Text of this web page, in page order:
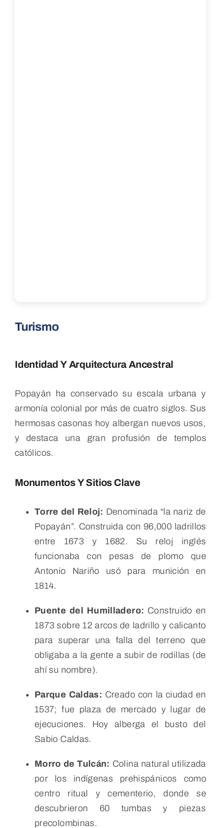
Turismo
Identidad Y Arquitectura Ancestral
Popayán ha conservado su escala urbana y
armonía colonial por más de cuatro siglos. Sus
hermosas casonas hoy albergan nuevos usos,
y destaca una gran profusión de templos
católicos.
Monumentos Y Sitios Clave
Torre del Reloj: Denominada “la nariz de
Popayán”. Construida con 96,000 ladrillos
entre 1673 y 1682. Su reloj inglés
funcionaba con pesas de plomo que
Antonio Nariño usó para munición en
1814.
Puente del Humilladero: Construido en
1873 sobre 12 arcos de ladrillo y calicanto
para superar una falla del terreno que
obligaba a la gente a subir de rodillas (de
ahí su nombre).
Parque Caldas: Creado con la ciudad en
1537; fue plaza de mercado y lugar de
ejecuciones. Hoy alberga el busto del
Sabio Caldas.
Morro de Tulcán: Colina natural utilizada
por los indígenas prehispánicos como
centro ritual y cementerio, donde se
descubrieron 60 tumbas y piezas
precolombinas.